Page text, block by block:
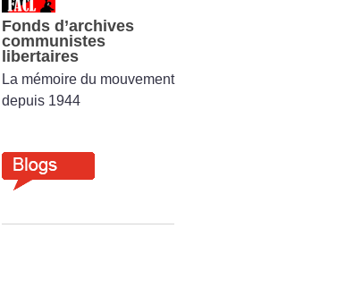
Fonds d’archives
communistes
libertaires
La mémoire du mouvement
depuis 1944